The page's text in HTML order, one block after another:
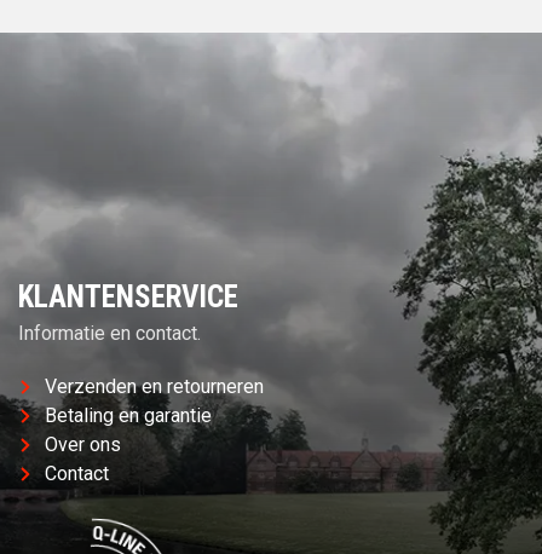
KLANTENSERVICE
Informatie en contact.
Verzenden en retourneren
Betaling en garantie
Over ons
Contact